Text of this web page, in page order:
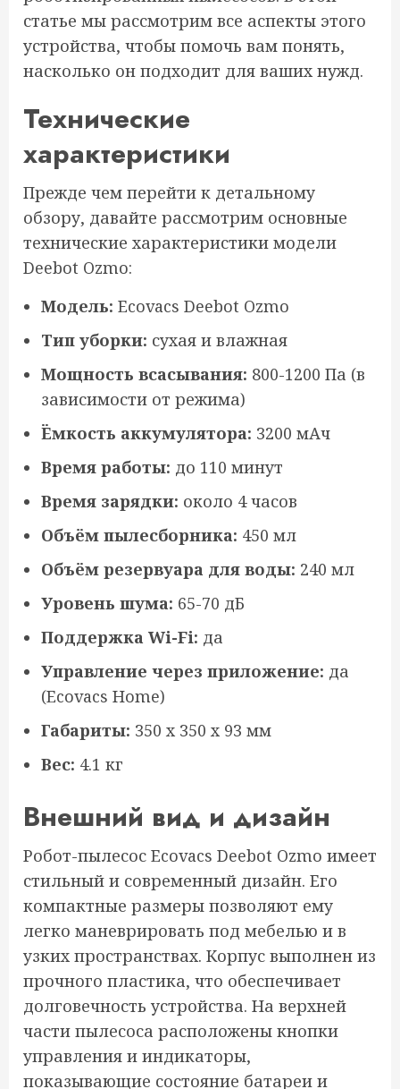
статье мы рассмотрим все аспекты этого
устройства, чтобы помочь вам понять,
насколько он подходит для ваших нужд.
Технические
характеристики
Прежде чем перейти к детальному
обзору, давайте рассмотрим основные
технические характеристики модели
Deebot Ozmo:
Модель: Ecovacs Deebot Ozmo
Тип уборки: сухая и влажная
Мощность всасывания: 800-1200 Па (в
зависимости от режима)
Ёмкость аккумулятора: 3200 мАч
Время работы: до 110 минут
Время зарядки: около 4 часов
Объём пылесборника: 450 мл
Объём резервуара для воды: 240 мл
Уровень шума: 65-70 дБ
Поддержка Wi-Fi: да
Управление через приложение: да
(Ecovacs Home)
Габариты: 350 х 350 х 93 мм
Вес: 4.1 кг
Внешний вид и дизайн
Робот-пылесос Ecovacs Deebot Ozmo имеет
стильный и современный дизайн. Его
компактные размеры позволяют ему
легко маневрировать под мебелью и в
узких пространствах. Корпус выполнен из
прочного пластика, что обеспечивает
долговечность устройства. На верхней
части пылесоса расположены кнопки
управления и индикаторы,
показывающие состояние батареи и